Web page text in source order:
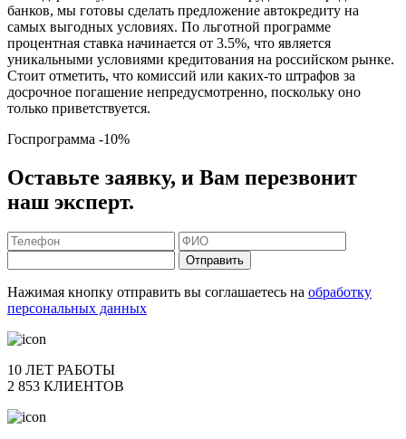
банков, мы готовы сделать предложение автокредиту на
самых выгодных условиях. По льготной программе
процентная ставка начинается от 3.5%, что является
уникальными условиями кредитования на российском рынке.
Стоит отметить, что комиссий или каких-то штрафов за
досрочное погашение непредусмотренно, поскольку оно
только приветствуется.
Госпрограмма -10%
Оставьте заявку, и Вам перезвонит
наш эксперт.
Отправить
Нажимая кнопку отправить вы соглашаетесь на обработку
персональных данных
10 ЛЕТ РАБОТЫ
2 853 КЛИЕНТОВ